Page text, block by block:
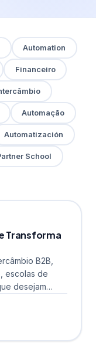
Automation
Financeiro
Automação
Automatización
School
Transforma
B2B,
escolas de
desejam